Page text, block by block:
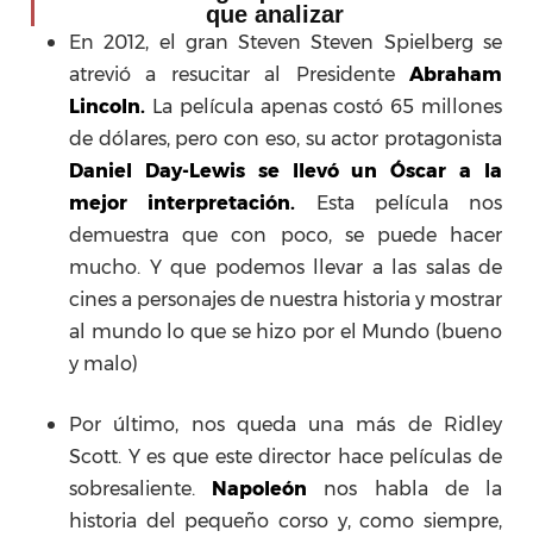
que analizar
En 2012, el gran Steven Steven Spielberg se
atrevió a resucitar al Presidente Abraham
Lincoln. La película apenas costó 65 millones
de dólares, pero con eso, su actor protagonista
Daniel Day-Lewis se llevó un Óscar a la
mejor interpretación. Esta película nos
demuestra que con poco, se puede hacer
mucho. Y que podemos llevar a las salas de
cines a personajes de nuestra historia y mostrar
al mundo lo que se hizo por el Mundo (bueno
y malo)
Por último, nos queda una más de Ridley
Scott. Y es que este director hace películas de
sobresaliente. Napoleón nos habla de la
historia del pequeño corso y, como siempre,